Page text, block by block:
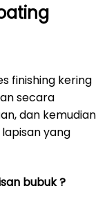
finishing kering
secara
dan kemudian
yang
bubuk ?